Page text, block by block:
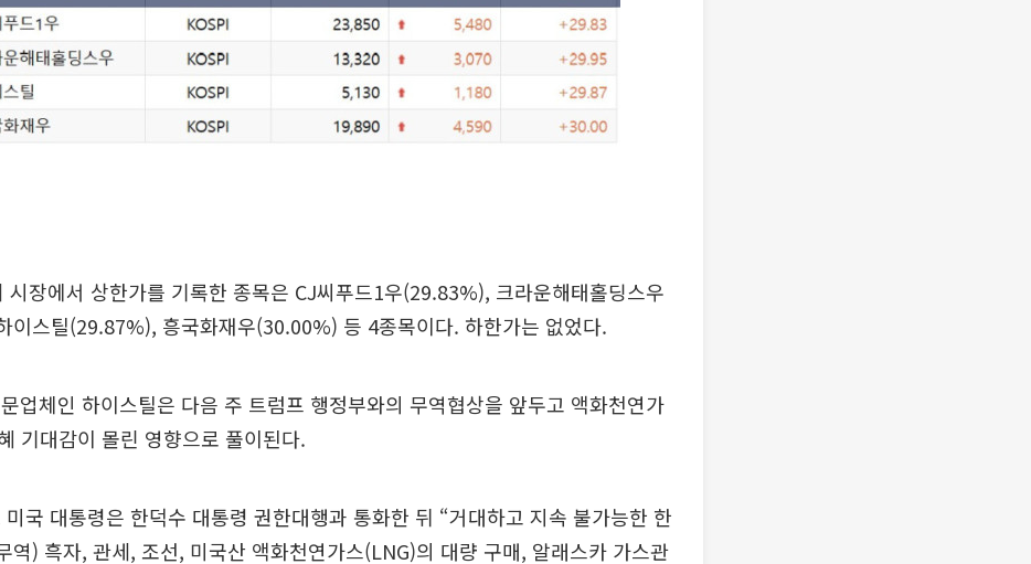
시장에서 상한가를 기록한 종목은 CJ씨푸드1우(29.83%), 크라운해태홀딩스우
이스틸(29.87%), 흥국화재우(30.00%) 등 4종목이다. 하한가는 없었다.
업체인 하이스틸은 다음 주 트럼프 행정부와의 무역협상을 앞두고 액화천연가
기대감이 몰린 영향으로 풀이된다.
미국 대통령은 한덕수 대통령 권한대행과 통화한 뒤 “거대하고 지속 불가능한 한
역) 흑자, 관세, 조선, 미국산 액화천연가스(LNG)의 대량 구매, 알래스카 가스관